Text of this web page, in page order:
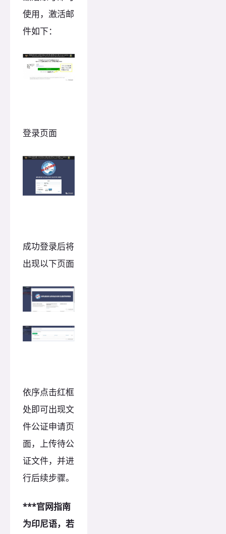
使用，激活邮
件如下：
登录页面
成功登录后将
出现以下页面
依序点击红框
处即可出现文
件公证申请页
面，上传待公
证文件，并进
行后续步骤。
***官网指南
为印尼语，若